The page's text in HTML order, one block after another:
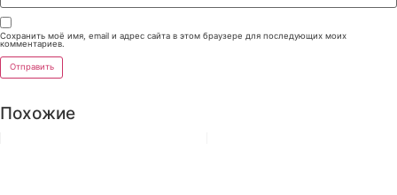
Сохранить моё имя, email и адрес сайта в этом браузере для последующих моих
комментариев.
Похожие